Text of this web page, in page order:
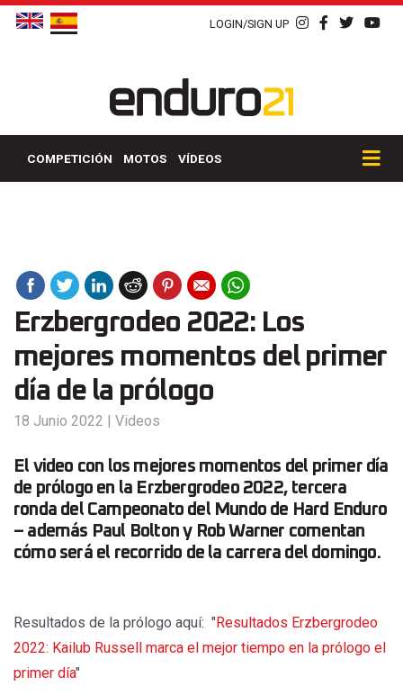
LOGIN/SIGN UP
COMPETICIÓN MOTOS VÍDEOS
Erzbergrodeo 2022: Los
mejores momentos del primer
día de la prólogo
18 Junio 2022 Videos
El video con los mejores momentos del primer día
de prólogo en la Erzbergrodeo 2022, tercera
ronda del Campeonato del Mundo de Hard Enduro
– además Paul Bolton y Rob Warner comentan
cómo será el recorrido de la carrera del domingo.
Resultados de la prólogo aquí: " Resultados Erzbergrodeo
2022: Kailub Russell marca el mejor tiempo en la prólogo el
primer día"